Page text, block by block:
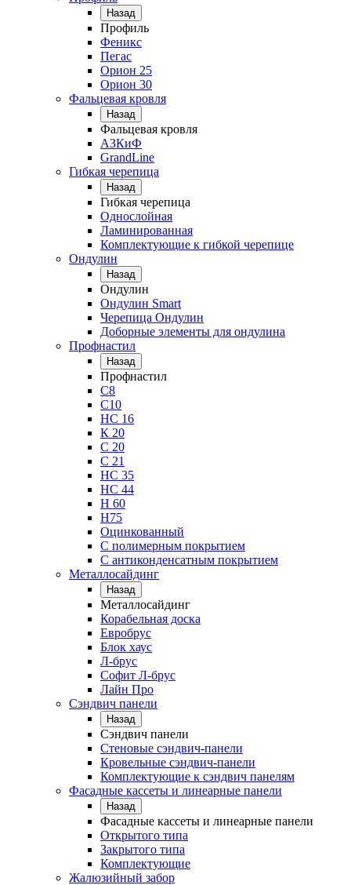
Назад
Профиль
Феникс
Пегас
Орион 25
Орион 30
Фальцевая кровля
Назад
Фальцевая кровля
АЗКиФ
GrandLine
Гибкая черепица
Назад
Гибкая черепица
Однослойная
Ламинированная
Комплектующие к гибкой черепице
Ондулин
Назад
Ондулин
Ондулин Smart
Черепица Ондулин
Доборные элементы для ондулина
Профнастил
Назад
Профнастил
С8
С10
НС 16
К 20
С 20
С 21
НС 35
НС 44
Н 60
Н75
Оцинкованный
С полимерным покрытием
С антиконденсатным покрытием
Металлосайдинг
Назад
Металлосайдинг
Корабельная доска
Евробрус
Блок хаус
Л-брус
Софит Л-брус
Лайн Про
Сэндвич панели
Назад
Сэндвич панели
Стеновые сэндвич-панели
Кровельные сэндвич-панели
Комплектующие к сэндвич панелям
Фасадные кассеты и линеарные панели
Назад
Фасадные кассеты и линеарные панели
Открытого типа
Закрытого типа
Комплектующие
Жалюзийный забор